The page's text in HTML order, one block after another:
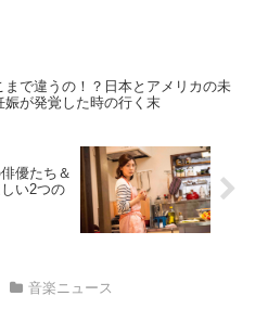
まで違うの！？日本とアメリカの未
娠が発覚した時の行く末
優たち＆
い2つの
音楽ニュース